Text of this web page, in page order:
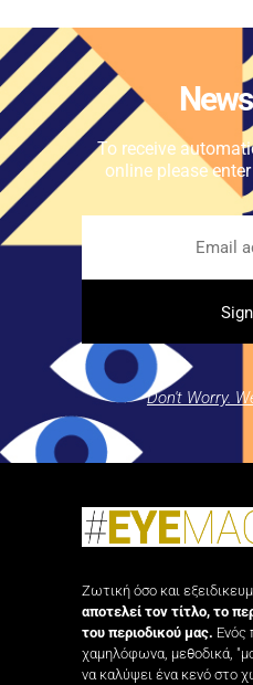
To receive
online please
Don't Worry.
Ζωτική όσο και
αποτελεί τον τίτλο, το
του περιοδικού μας. Ενός
χαμηλόφωνα, μεθοδικά,
να καλύψει ένα κενό στο